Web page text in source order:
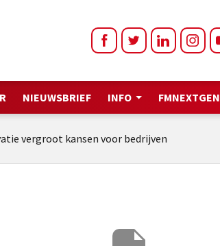
NIEUWSBRIEF INFO FMNEXTGEN
vergroot kansen voor bedrijven